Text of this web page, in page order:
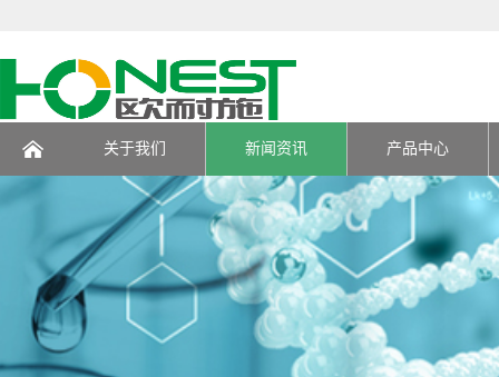
关于我们 新闻资讯 产品中心